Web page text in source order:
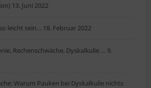
13. Juni 2022
leicht sein… 18. Februar 2022
Rechenschwäche, Dyskalkulie … 9.
Warum Pauken bei Dyskalkulie nichts